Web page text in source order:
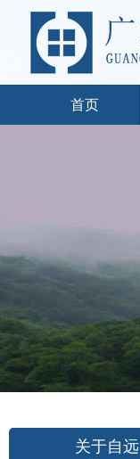
首页
关于自远